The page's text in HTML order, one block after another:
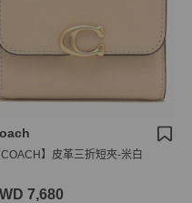
COACH】皮革三折短夾-米白
7,680